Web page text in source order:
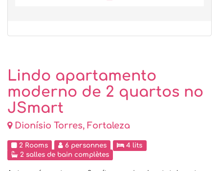
Lindo apartamento
moderno de 2 quartos no
JSmart
Dionísio Torres, Fortaleza
2 Rooms 6 personnes
4 lits
2 salles de bain complètes